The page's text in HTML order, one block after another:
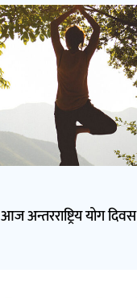
आज अन्तरराष्ट्रिय योग दिवस